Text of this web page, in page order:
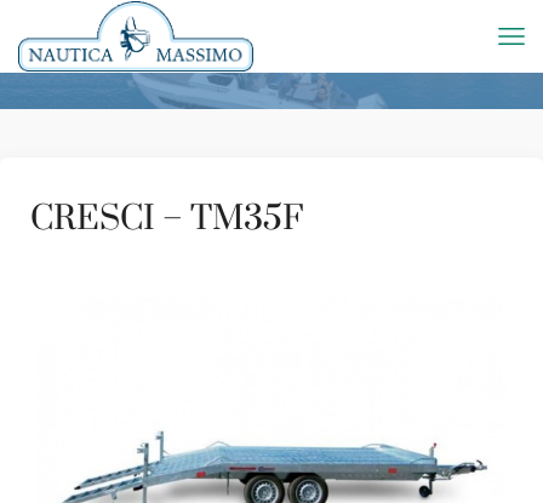
CRESCI – TM35F